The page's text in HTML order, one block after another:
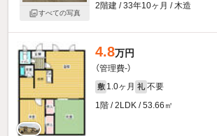
すべての写真
2階建 / 33年10ヶ月 / 木造
4.8万円
（管理費-）
敷 1.0ヶ月 礼 不要
1階 / 2LDK / 53.66㎡